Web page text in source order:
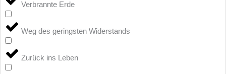
Verbrannte Erde
Weg des geringsten Widerstands
Zurück ins Leben